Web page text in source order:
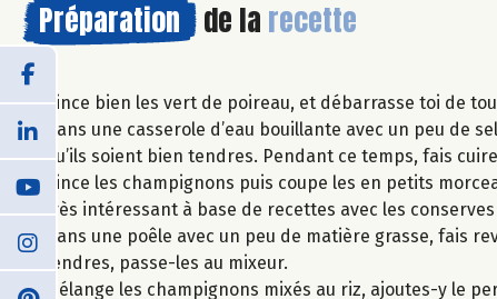
Préparation de la recette
Rince bien les vert de poireau, et débarrasse toi de
Dans une casserole d’eau bouillante avec un peu de
qu’ils soient bien tendres. Pendant ce temps, fais
Rince les champignons puis coupe les en petits
très intéressant à base de recettes avec les
Dans une poêle avec un peu de matière grasse, fais
tendres, passe-les au mixeur.
Mélange les champignons mixés au riz, ajoutes-y le